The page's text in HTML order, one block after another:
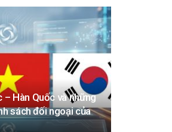
– Hàn Quốc và những
sách đối ngoại của